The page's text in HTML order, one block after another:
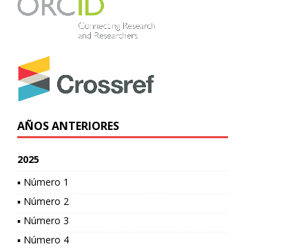
AÑOS ANTERIORES
2025
▪ Número 1
▪ Número 2
▪ Número 3
▪ Número 4